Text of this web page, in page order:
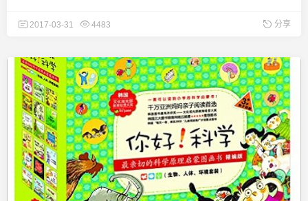
2017-03-31 4483 分享